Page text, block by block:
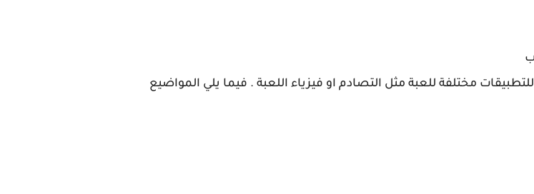
مختلفة للعبة مثل التصادم او فيزياء اللعبة . فيما يلي المواضيع